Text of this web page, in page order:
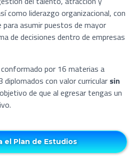
como liderazgo organizacional, con
para asumir puestos de mayor
de decisiones dentro de empresas
por 16 materias a
diplomados con valor curricular sin
de que al egresar tengas un
el Plan de Estudios